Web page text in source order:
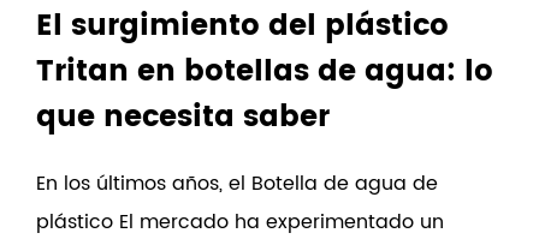
El surgimiento del plástico
Tritan en botellas de agua: lo
que necesita saber
En los últimos años, el Botella de agua de
plástico El mercado ha experimentado un